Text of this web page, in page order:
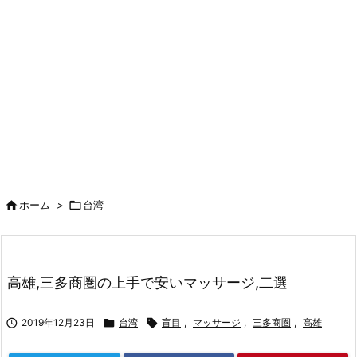
ホーム > 台湾
高雄,三多商圏の上手で安いマッサージ,二選
 2019年12月23日  台湾  盲目 , マッサージ , 三多商圏 , 高雄